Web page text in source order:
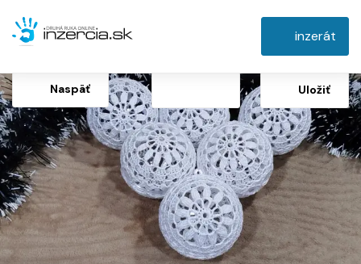
inzerát
Naspäť Uložiť